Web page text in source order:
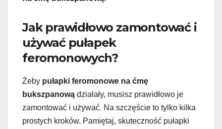
Jak prawidłowo zamontować i
używać pułapek
feromonowych?
Żeby pułapki feromonowe na ćmę
bukszpanową działały, musisz prawidłowo je
zamontować i używać. Na szczęście to tylko kilka
prostych kroków. Pamiętaj, skuteczność pułapki